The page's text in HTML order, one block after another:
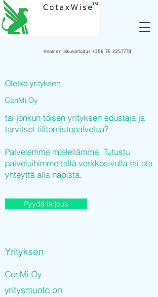
Ilmainen alkukartoitus +358 75 3257778
Oletko yrityksen
ConMi Oy
tai jonkun toisen yrityksen edustaja ja
tarvitset tilitomistopalvelua?
Palvelemme mielellämme. Tutustu
palveluihimme tällä verkkosivulla tai ota
yhteyttä alla napista.
Pyydä tarjous
Yrityksen
ConMi Oy
yritysmuoto on